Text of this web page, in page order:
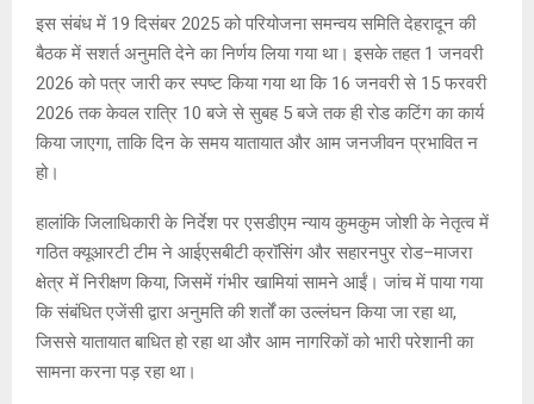
इस संबंध में 19 दिसंबर 2025 को परियोजना समन्वय समिति देहरादून की
बैठक में सशर्त अनुमति देने का निर्णय लिया गया था। इसके तहत 1 जनवरी
2026 को पत्र जारी कर स्पष्ट किया गया था कि 16 जनवरी से 15 फरवरी
2026 तक केवल रात्रि 10 बजे से सुबह 5 बजे तक ही रोड कटिंग का कार्य
किया जाएगा, ताकि दिन के समय यातायात और आम जनजीवन प्रभावित न
हो।
हालांकि जिलाधिकारी के निर्देश पर एसडीएम न्याय कुमकुम जोशी के नेतृत्व में
गठित क्यूआरटी टीम ने आईएसबीटी क्रॉसिंग और सहारनपुर रोड–माजरा
क्षेत्र में निरीक्षण किया, जिसमें गंभीर खामियां सामने आईं। जांच में पाया गया
कि संबंधित एजेंसी द्वारा अनुमति की शर्तों का उल्लंघन किया जा रहा था,
जिससे यातायात बाधित हो रहा था और आम नागरिकों को भारी परेशानी का
सामना करना पड़ रहा था।